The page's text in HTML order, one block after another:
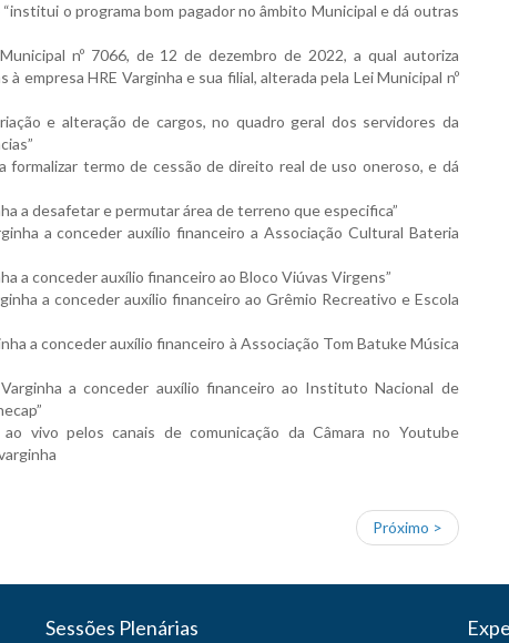
o programa bom pagador no âmbito Municipal e dá outras
nº 7066, de 12 de dezembro de 2022, a qual autoriza
empresa HRE Varginha e sua filial, alterada pela Lei Municipal nº
e alteração de cargos, no quadro geral dos servidores da
termo de cessão de direito real de uso oneroso, e dá
a desafetar e permutar área de terreno que especifica”
a conceder auxílio financeiro a Associação Cultural Bateria
a conceder auxílio financeiro ao Bloco Viúvas Virgens”
a conceder auxílio financeiro ao Grêmio Recreativo e Escola
a conceder auxílio financeiro à Associação Tom Batuke Música
a conceder auxílio financeiro ao Instituto Nacional de
vivo pelos canais de comunicação da Câmara no Youtube
Próximo >
Sessões Plenárias